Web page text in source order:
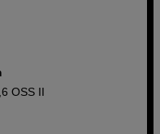
OSS II